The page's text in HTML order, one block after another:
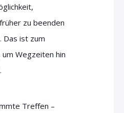
zu beenden
ist zum
Wegzeiten hin
Treffen –